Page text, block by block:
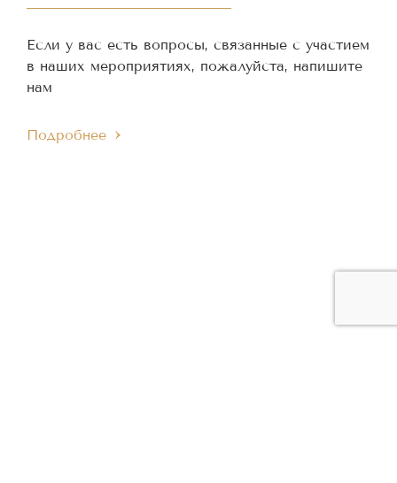
Если у вас есть вопросы, связанные с участием
в наших мероприятиях, пожалуйста, напишите
нам
Подробнее